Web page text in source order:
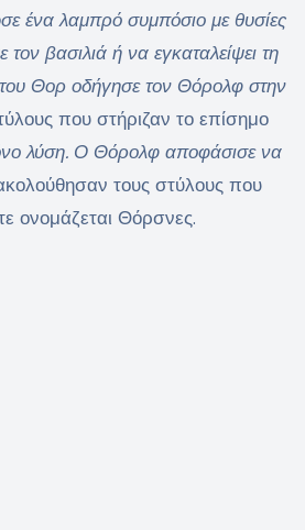
ένα λαμπρό συμπόσιο με θυσίες
βασιλιά ή να εγκαταλείψει τη
Θορ οδήγησε τον Θόρολφ στην
που στήριζαν το επίσημο
λύση. Ο Θόρολφ αποφάσισε να
τους στύλους που
ονομάζεται Θόρσνες.